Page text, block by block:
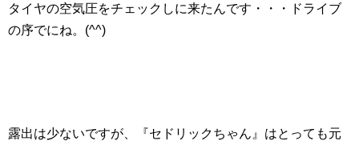
タイヤの空気圧をチェックしに来たんです・・・ドライブ
の序でにね。(^^)
露出は少ないですが、『セドリックちゃん』はとっても元